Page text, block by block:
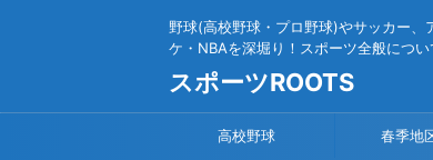
野球(高校野球・プロ野球)やサッカー、
ケ・NBAを深堀り！スポーツ全般につい
スポーツROOTS
高校野球 春季地